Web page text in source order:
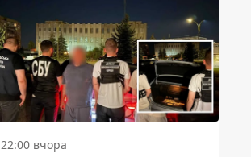
22:00 вчора